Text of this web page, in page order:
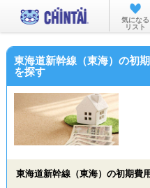
お部
気になる
リスト
東海道新幹線（東海）の初
を探す
東海道新幹線（東海）の初期費